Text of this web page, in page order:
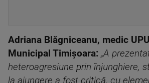
Adriana Blăgniceanu, medic
Municipal Timișoara: „A
heteroagresiune prin înjunghiere,
la ajungere a fost critică, cu